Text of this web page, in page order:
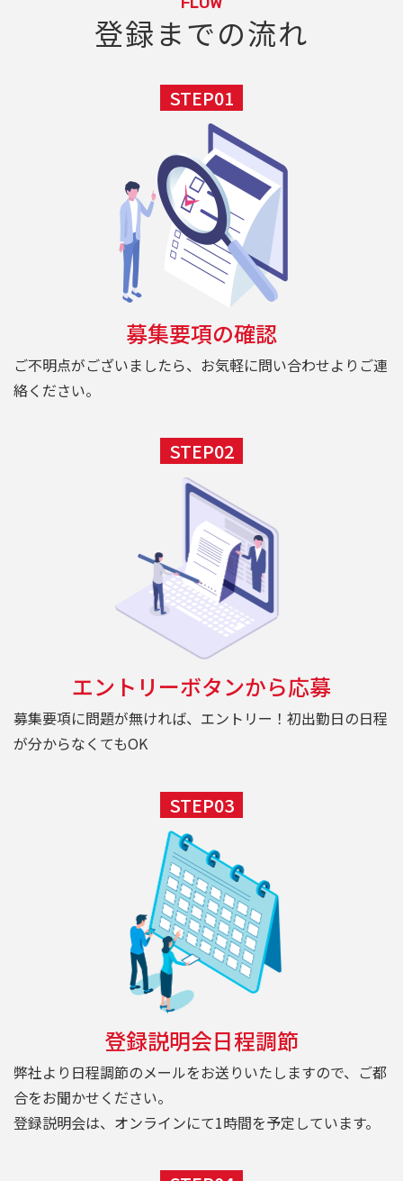
登録までの流れ
STEP01
募集要項の確認
ご不明点がございましたら、お気軽に問い合わせよりご連
絡ください。
STEP02
エントリーボタンから応募
募集要項に問題が無ければ、エントリー！初出勤日の日程
が分からなくてもOK
STEP03
登録説明会日程調節
弊社より日程調節のメールをお送りいたしますので、ご都
合をお聞かせください。
登録説明会は、オンラインにて1時間を予定しています。